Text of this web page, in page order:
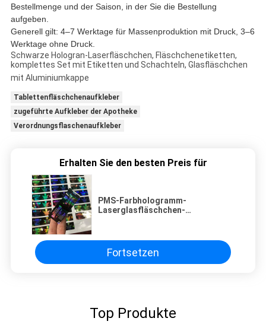
Bestellmenge und der Saison, in der Sie die Bestellung
aufgeben.
Generell gilt: 4–7 Werktage für Massenproduktion mit Druck, 3–6
Werktage ohne Druck.
Schwarze Hologran-Laserfläschchen, Fläschchenetiketten,
komplettes Set mit Etiketten und Schachteln, Glasfläschchen
mit Aluminiumkappe
Tablettenfläschchenaufkleber
zugeführte Aufkleber der Apotheke
Verordnungsflaschenaufkleber
Erhalten Sie den besten Preis für
PMS-Farbhologramm-
Laserglasfläschchen-
Fortsetzen
Top Produkte